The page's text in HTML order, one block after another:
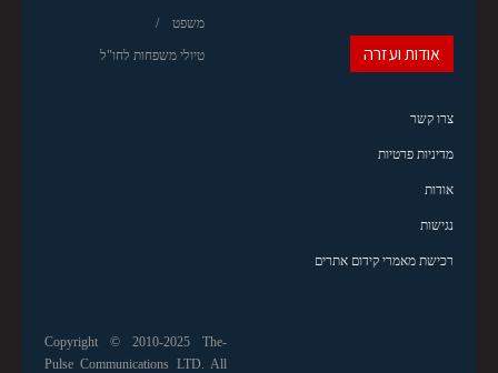
משפט
טיולי משפחות לחו"ל אודות ועזרה
צרו קשר
מדיניות פרטיות
אודות
נגישות
רכישת מאמרי קידום אתרים
Copyright © 2010-2025 The-
Pulse Communications LTD. All